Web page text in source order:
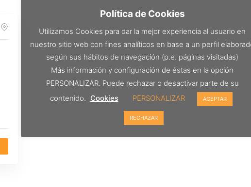
Política de Cookies
Utilizamos Cookies para dar la mejor experiencia al usuario en
nuestro sitio web con fines analíticos en base a un perfil
según sus hábitos de navegación (p.e. páginas visitadas)
Más información y configuración de éstas en la opción
PERSONALIZAR. Puede rechazar o desactivar parte de su
contenido. Cookies PERSONALIZAR ACEPTAR
RECHAZAR